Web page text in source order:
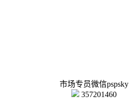
市场专员微信pspsky
357201460